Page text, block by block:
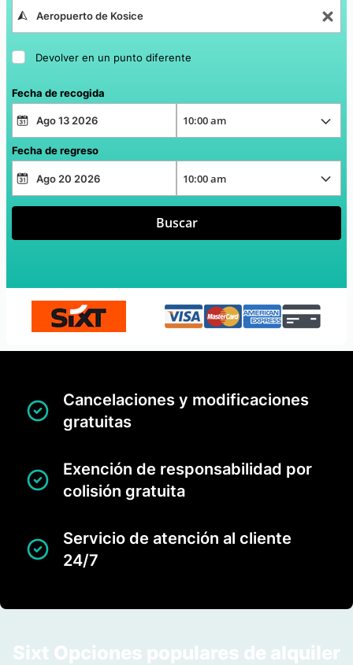
Devolver en un punto diferente
Fecha de recogida
Fecha de regreso
Buscar
Cancelaciones y modificaciones
gratuitas
Exención de responsabilidad por
colisión gratuita
Servicio de atención al cliente
24/7
Sixt Opciones populares de alquiler